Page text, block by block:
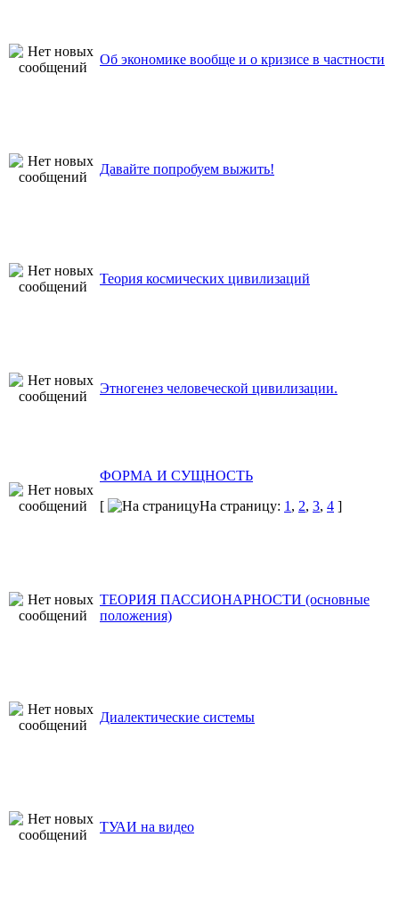
Об экономике вообще и о кризисе в частности
Давайте попробуем выжить!
Теория космических цивилизаций
Этногенез человеческой цивилизации.
ФОРМА И СУЩНОСТЬ
[
На страницу: 1 , 2, 3, 4 ]
ТЕОРИЯ ПАССИОНАРНОСТИ (основные
положения)
Диалектические системы
ТУАИ на видео